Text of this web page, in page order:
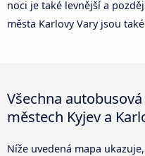
noci je také levnější a
města Karlovy Vary jsou
Všechna
městech Kyjev a
Níže uvedená mapa